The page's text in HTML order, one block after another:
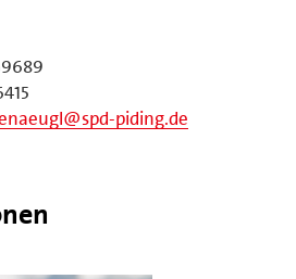
piding.de